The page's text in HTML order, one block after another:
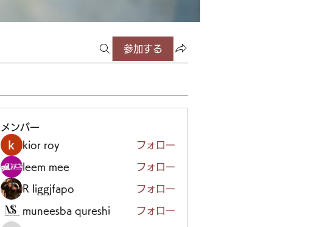
参加する
メンバー
kior roy
フォロー
leem mee フォロー
R liggjfapo フォロー
muneesba qureshi フォロー